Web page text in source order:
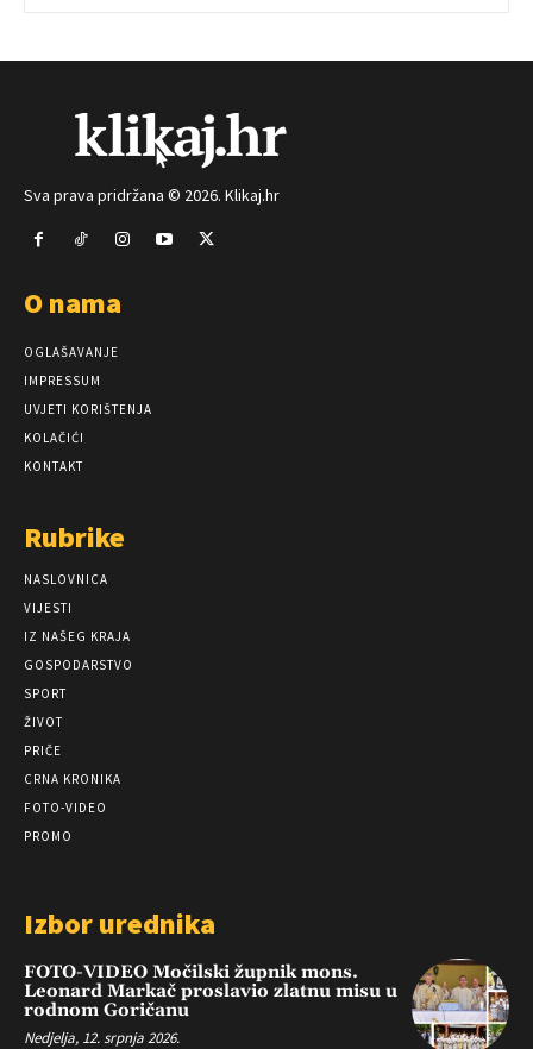
Sva prava pridržana © 2026. Klikaj.hr
O nama
OGLAŠAVANJE
IMPRESSUM
UVJETI KORIŠTENJA
KOLAČIĆI
KONTAKT
Rubrike
NASLOVNICA
VIJESTI
IZ NAŠEG KRAJA
GOSPODARSTVO
SPORT
ŽIVOT
PRIČE
CRNA KRONIKA
FOTO-VIDEO
PROMO
Izbor urednika
FOTO-VIDEO Močilski župnik mons.
Leonard Markač proslavio zlatnu misu u
rodnom Goričanu
Nedjelja, 12. srpnja 2026.